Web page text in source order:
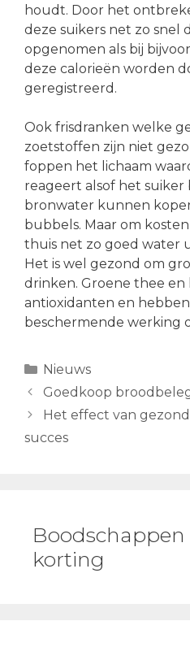
houdt. Door het
deze suikers net zo snel
opgenomen als bij
deze calorieën worden
geregistreerd.
Ook frisdranken welke
zoetstoffen zijn niet
foppen het lichaam
reageert alsof het suiker
bronwater kunnen
bubbels. Maar om
thuis net zo goed water
Het is wel gezond om
drinken. Groene thee en
antioxidanten en
beschermende werking
Categorieën
Nieuws
Berichtnavigatie
Goedkoop
Het effect van
succes
korting